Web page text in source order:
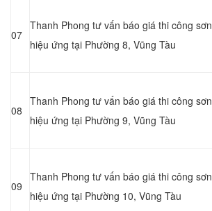
07
Thanh Phong tư vấn báo giá thi công sơn
hiệu ứng tại Phường 8, Vũng Tàu
08
Thanh Phong tư vấn báo giá thi công sơn
hiệu ứng tại Phường 9, Vũng Tàu
09
Thanh Phong tư vấn báo giá thi công sơn
hiệu ứng tại Phường 10, Vũng Tàu